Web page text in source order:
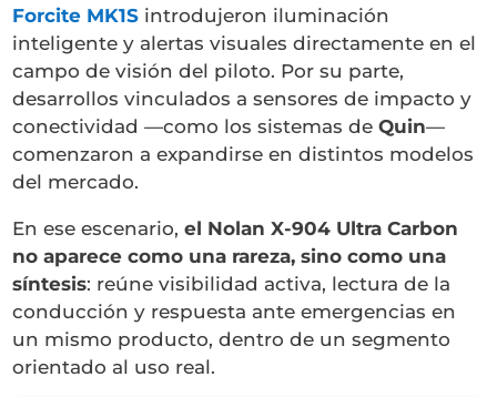
Forcite MK1S introdujeron iluminación
inteligente y alertas visuales directamente en el
campo de visión del piloto. Por su parte,
desarrollos vinculados a sensores de impacto y
conectividad —como los sistemas deQuin—
comenzaron a expandirse en distintos modelos
del mercado.
En ese escenario,el Nolan X-904 Ultra Carbon
no aparece como una rareza, sino como una
síntesis: reúne visibilidad activa, lectura de la
conducción y respuesta ante emergencias en
un mismo producto, dentro de un segmento
orientado al uso real.